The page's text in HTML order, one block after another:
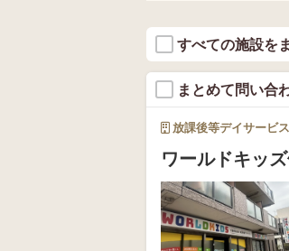
すべての施設を
まとめて問い合
放課後等デイサービス
ワールドキッ